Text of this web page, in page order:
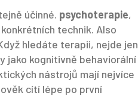
účinné. psychoterapie,
technik. Also
hledáte terapii, nejde jen
jako kognitivně behaviorální
nástrojů mají nejvíce
cítí lépe po první